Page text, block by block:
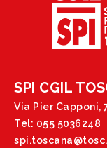
SPI CGIL
Via Pier Capponi,
Tel: 055 5036248